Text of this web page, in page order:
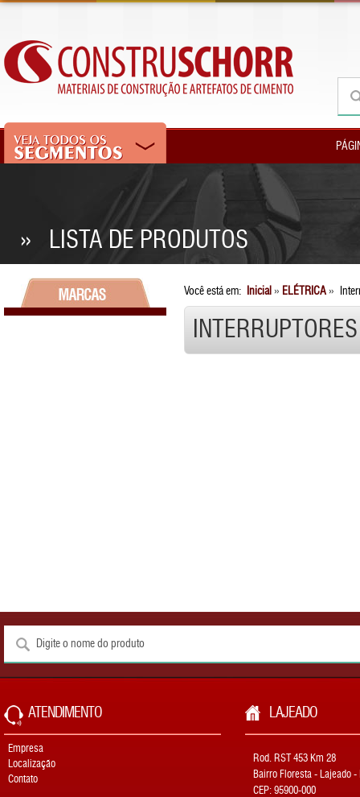
» LISTA DE PRODUTOS
Você está em: Inicial » ELÉTRICA »
ATENDIMENTO
Empresa
Localização
Contato
LAJEADO
Rod. RST 453 Km 28
Bairro Floresta - Lajeado -
CEP: 95900-000